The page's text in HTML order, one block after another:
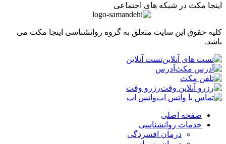
مکث در شبکه های اجتماعی
حقوق این سایت متعلق به گروه روانشناسی اینجا مکث می
تست آنلاین
آدرس
رزرو وقت
واتس اپ
صفحه اصلی
خدمات روانشناسی
درمان افسردگی